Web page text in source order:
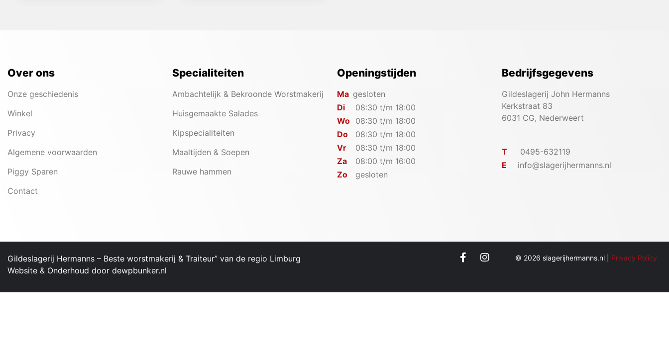
Over ons
Onze geschiedenis
Winkel
Privacy
Algemene voorwaarden
Piggy Sparen
Contact
Specialiteiten
Ambachtelijk & Bekroonde Worstmakerij
Huisgemaakte Salades
Kipspecialiteiten
Maaltijden & Soepen
Rauwe hammen
Openingstijden
Ma gesloten
Di
08:30 t/m 18:00
Wo 08:30 t/m 18:00
Do
08:30 t/m 18:00
Vr
08:30 t/m 18:00
Za
08:00 t/m 16:00
Zo
gesloten
Bedrijfsgegevens
Gildeslagerij John Hermanns
Kerkstraat 83
6031 CG, Nederweert
T
0495-632119
E
info@slagerijhermanns.nl
Gildeslagerij Hermanns – ​Beste worstmakerij & Traiteur” van de regio Limburg
Website & Onderhoud door dewpbunker.nl
© 2026 slagerijhermanns.nl | Privacy Policy